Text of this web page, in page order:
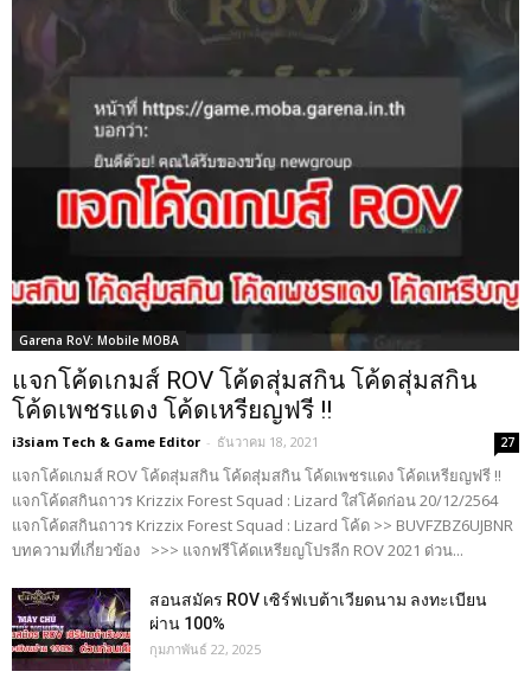
Garena RoV: Mobile MOBA
แจกโค้ดเกมส์ ROV โค้ดสุ่มสกิน โค้ดสุ่มสกิน
โค้ดเพชรแดง โค้ดเหรียญฟรี !!
i3siam Tech & Game Editor - ธันวาคม 18, 2021 27
แจกโค้ดเกมส์ ROV โค้ดสุ่มสกิน โค้ดสุ่มสกิน โค้ดเพชรแดง โค้ดเหรียญฟรี !!
แจกโค้ดสกินถาวร Krizzix Forest Squad : Lizard ใส่โค้ดก่อน 20/12/2564
แจกโค้ดสกินถาวร Krizzix Forest Squad : Lizard โค้ด >> BUVFZBZ6UJBNR
บทความที่เกี่ยวข้อง >>> แจกฟรีโค้ดเหรียญโปรลีก ROV 2021 ด่วน...
สอนสมัคร ROV เซิร์ฟเบต้าเวียดนาม ลงทะเบียน
ผ่าน 100%
กุมภาพันธ์ 22, 2025